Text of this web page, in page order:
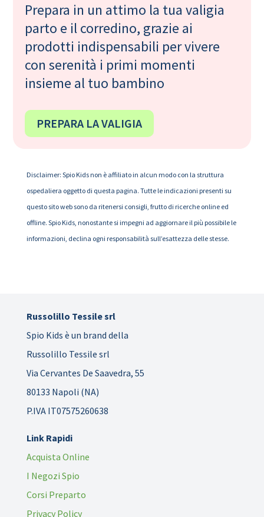
Prepara in un attimo la tua valigia
parto e il corredino, grazie ai
prodotti indispensabili per vivere
con serenità i primi momenti
insieme al tuo bambino
PREPARA LA VALIGIA
Disclaimer: Spio Kids non è affiliato in alcun modo con la struttura
ospedaliera oggetto di questa pagina. Tutte le indicazioni presenti su
questo sito web sono da ritenersi consigli, frutto di ricerche online ed
offline. Spio Kids, nonostante si impegni ad aggiornare il più possibile le
informazioni, declina ogni responsabilità sull’esattezza delle stesse.
Russolillo Tessile srl
Spio Kids è un brand della
Russolillo Tessile srl
Via Cervantes De Saavedra, 55
80133 Napoli (NA)
P.IVA IT07575260638
Link Rapidi
Acquista Online
I Negozi Spio
Corsi Preparto
Privacy Policy